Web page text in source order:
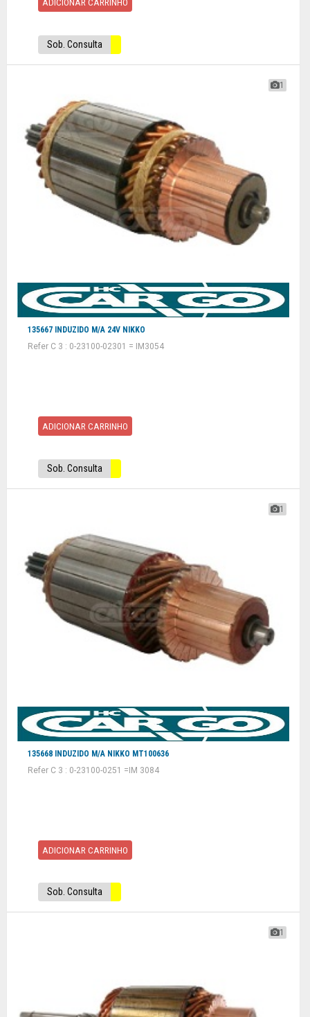
ADICIONAR CARRINHO
Sob. Consulta
1
135667 INDUZIDO M/A 24V NIKKO
Refer C 3 : 0-23100-02301 = IM3054
ADICIONAR CARRINHO
Sob. Consulta
1
135668 INDUZIDO M/A NIKKO MT100636
Refer C 3 : 0-23100-0251 =IM 3084
ADICIONAR CARRINHO
Sob. Consulta
1